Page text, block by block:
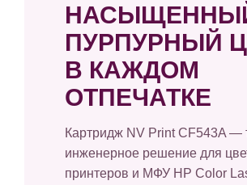
ПУРПУРНЫЙ
В КАЖДОМ
ОТПЕЧАТКЕ
Картридж NV Print CF543A —
инженерное решение для
принтеров и МФУ HP Color